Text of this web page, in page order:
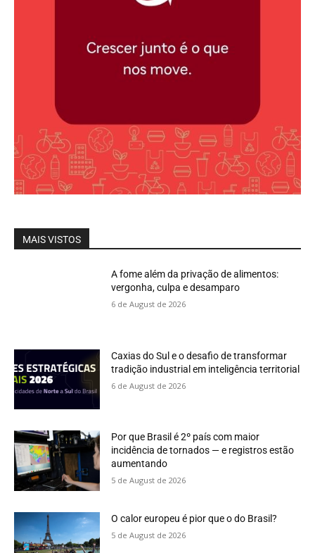
MAIS VISTOS
A fome além da privação de alimentos:
vergonha, culpa e desamparo
6 de August de 2026
Caxias do Sul e o desafio de transformar
tradição industrial em inteligência territorial
6 de August de 2026
Por que Brasil é 2º país com maior
incidência de tornados — e registros estão
aumentando
5 de August de 2026
O calor europeu é pior que o do Brasil?
5 de August de 2026